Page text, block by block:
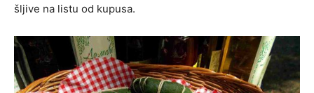
šljive na listu od kupusa.